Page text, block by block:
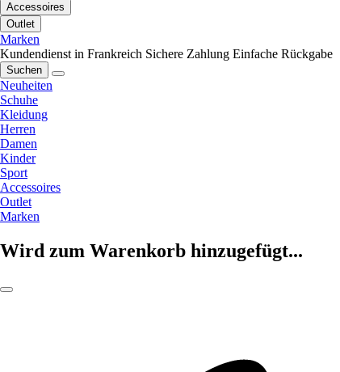
Accessoires
Outlet
Marken
Kundendienst in Frankreich Sichere Zahlung Einfache Rückgabe
Suchen
Neuheiten
Schuhe
Kleidung
Herren
Damen
Kinder
Sport
Accessoires
Outlet
Marken
Wird zum Warenkorb hinzugefügt...